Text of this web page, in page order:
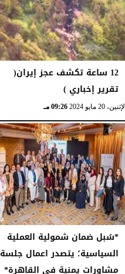
12 ساعة تكشف عجز إيران(
تقرير إخباري )
الإثنين، 20 مايو 2024 09:26 مـ
*سُبل ضمان شمولية العملية
السياسية؛ يتصدر اعمال جلسة
مشاورات يمنية في القاهرة*